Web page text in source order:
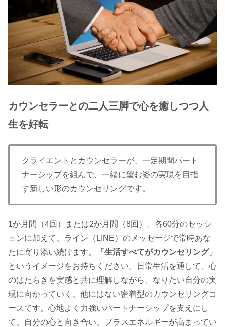
カウンセラーとの二人三脚で心を癒しつつ人
生を好転
クライエントとカウンセラーが、一定期間パート
ナーシップを組んで、一緒に望む姿の実現を目指
す新しい形のカウンセリングです。
1か月間（4回）または2か月間（8回）、各60分のセッシ
ョンに加えて、ライン（LINE）のメッセージで常時あな
たに寄り添い続けます。
「生活すべてがカウンセリング」
というイメージをお持ちください。日常生活を通して、心
のはたらきを実感と共に理解しながら、なりたい自分の実
現に向かっていく、他にはない密着型のカウンセリングコ
ースです。心地よく力強いパートナーシップを支えにし
て、自分の心と向き合い、プラスエネルギーが高まってい